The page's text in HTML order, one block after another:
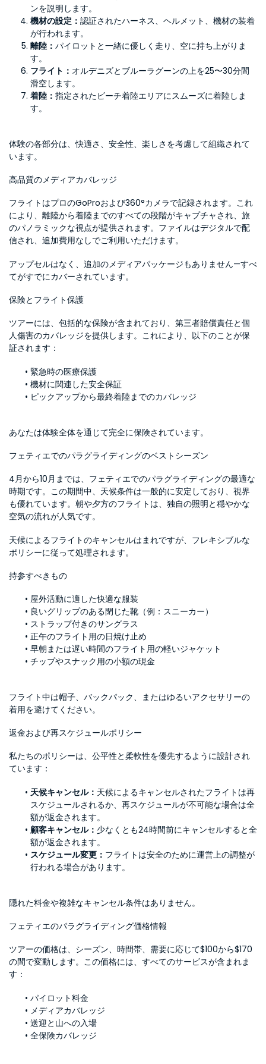
ンを説明します。
機材の設定： 認証されたハーネス、ヘルメット、機材の装着
が行われます。
離陸： パイロットと一緒に優しく走り、空に持ち上がりま
す。
フライト： オルデニズとブルーラグーンの上を25〜30分間
滑空します。
着陸： 指定されたビーチ着陸エリアにスムーズに着陸しま
す。
体験の各部分は、快適さ、安全性、楽しさを考慮して組織されて
います。
高品質のメディアカバレッジ
フライトはプロのGoProおよび360°カメラで記録されます。これ
により、離陸から着陸までのすべての段階がキャプチャされ、旅
のパノラミックな視点が提供されます。ファイルはデジタルで配
信され、追加費用なしでご利用いただけます。
アップセルはなく、追加のメディアパッケージもありません—すべ
てがすでにカバーされています。
保険とフライト保護
ツアーには、包括的な保険が含まれており、第三者賠償責任と個
人傷害のカバレッジを提供します。これにより、以下のことが保
証されます：
緊急時の医療保護
機材に関連した安全保証
ピックアップから最終着陸までのカバレッジ
あなたは体験全体を通じて完全に保険されています。
フェティエでのパラグライディングのベストシーズン
4月から10月までは、フェティエでのパラグライディングの最適な
時期です。この期間中、天候条件は一般的に安定しており、視界
も優れています。朝や夕方のフライトは、独自の照明と穏やかな
空気の流れが人気です。
天候によるフライトのキャンセルはまれですが、フレキシブルな
ポリシーに従って処理されます。
持参すべきもの
屋外活動に適した快適な服装
良いグリップのある閉じた靴（例：スニーカー）
ストラップ付きのサングラス
正午のフライト用の日焼け止め
早朝または遅い時間のフライト用の軽いジャケット
チップやスナック用の小額の現金
フライト中は帽子、バックパック、またはゆるいアクセサリーの
着用を避けてください。
返金および再スケジュールポリシー
私たちのポリシーは、公平性と柔軟性を優先するように設計され
ています：
天候キャンセル： 天候によるキャンセルされたフライトは再
スケジュールされるか、再スケジュールが不可能な場合は全
額が返金されます。
顧客キャンセル： 少なくとも24時間前にキャンセルすると全
額が返金されます。
スケジュール変更： フライトは安全のために運営上の調整が
行われる場合があります。
隠れた料金や複雑なキャンセル条件はありません。
フェティエのパラグライディング価格情報
ツアーの価格は、シーズン、時間帯、需要に応じて$100から$170
の間で変動します。この価格には、すべてのサービスが含まれま
す：
パイロット料金
メディアカバレッジ
送迎と山への入場
全保険カバレッジ